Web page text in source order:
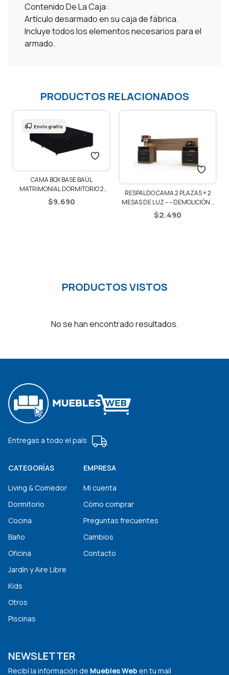
Contenido De La Caja:
Artículo desarmado en su caja de fábrica.
Incluye todos los elementos necesarios para el
armado.
PRODUCTOS RELACIONADOS
CAMA BOX BASE BAÚL
MATRIMONIAL DORMITORIO 2
PLAZAS
$9.690
Envío gratis
RESPALDO CAMA 2 PLAZAS + 2
MESAS DE LUZ – – DEMOLICIÓN /
NEGRO
$2.490
PRODUCTOS VISTOS
No se han encontrado resultados.
Entregas a todo el país
CATEGORÍAS
Living & Comedor
Dormitorio
Cocina
Baño
Oficina
Jardín y Aire Libre
Kids
Otros
Piscinas
EMPRESA
Mi cuenta
Cómo comprar
Preguntas frecuentes
Cambios
Contacto
NEWSLETTER
Recibí la información de Muebles Web en tu mail